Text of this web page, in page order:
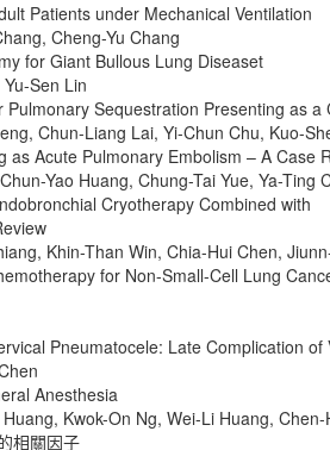
Patients under Mechanical Ventilation
Cheng-Yu Chang
for Giant Bullous Lung Diseaset
Sen Lin
Sequestration Presenting as a
Chun-Liang Lai, Yi-Chun Chu, Kuo-
Acute Pulmonary Embolism – A Case
Yao Huang, Chung-Tai Yue, Ya-Ting
Cryotherapy Combined with
Khin-Than Win, Chia-Hui Chen,
for Non-Small-Cell Lung
Pneumatocele: Late Complication of
Anesthesia
Kwok-On Ng, Wei-Li Huang,
相關因子